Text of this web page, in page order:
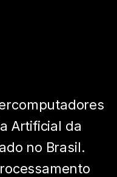
Artificial da
no Brasil.